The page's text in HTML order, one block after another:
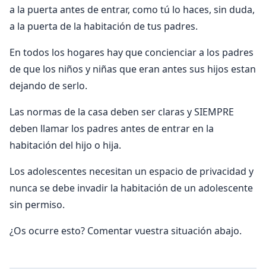
a la puerta antes de entrar, como tú lo haces, sin duda,
a la puerta de la habitación de tus padres.
En todos los hogares hay que concienciar a los padres
de que los niños y niñas que eran antes sus hijos estan
dejando de serlo.
Las normas de la casa deben ser claras y SIEMPRE
deben llamar los padres antes de entrar en la
habitación del hijo o hija.
Los adolescentes necesitan un espacio de privacidad y
nunca se debe invadir la habitación de un adolescente
sin permiso.
¿Os ocurre esto? Comentar vuestra situación abajo.